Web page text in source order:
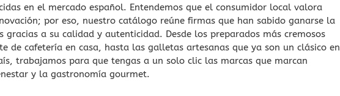
de Tés
en el mercado español. Entendemos que el consumidor local valora
por eso, nuestro catálogo reúne firmas que han sabido ganarse la
gracias a su calidad y autenticidad. Desde los preparados más cremosos
de cafetería en casa, hasta las galletas artesanas que ya son un clásico en
trabajamos para que tengas a un solo clic las marcas que marcan
y la gastronomía gourmet.